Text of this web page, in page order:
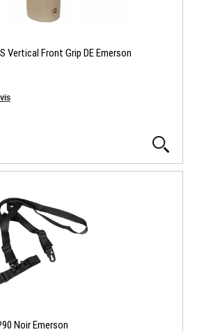
Vertical Front Grip DE Emerson
Noir Emerson